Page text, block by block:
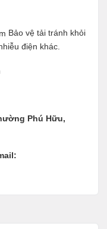
Bảo vệ tải tránh khỏi
điện khác.
Phú Hữu,